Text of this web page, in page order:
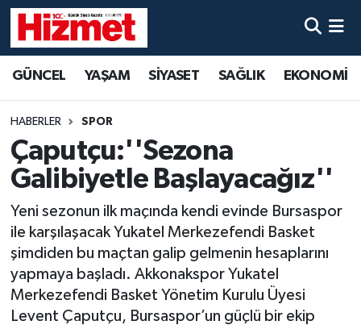
GÜNCEL YAŞAM SİYASET SAĞLIK EKONOMİ
HABERLER SPOR
Çaputçu:''Sezona
Galibiyetle Başlayacağız''
Yeni sezonun ilk maçında kendi evinde Bursaspor
ile karşılaşacak Yukatel Merkezefendi Basket
şimdiden bu maçtan galip gelmenin hesaplarını
yapmaya başladı. Akkonakspor Yukatel
Merkezefendi Basket Yönetim Kurulu Üyesi
Levent Çaputçu, Bursaspor’un güçlü bir ekip
YAŞAM
SİYASET
SAĞLIK
EKONOMİ
KÜLTÜR SANAT
SPOR
Denizli Hava Durumu
Denizli Trafik Yoğunluk Haritası
Süper Lig Puan Durumu ve Fikstür
Tüm Manşetler
Son Dakika Haberleri
Haber Arşivi